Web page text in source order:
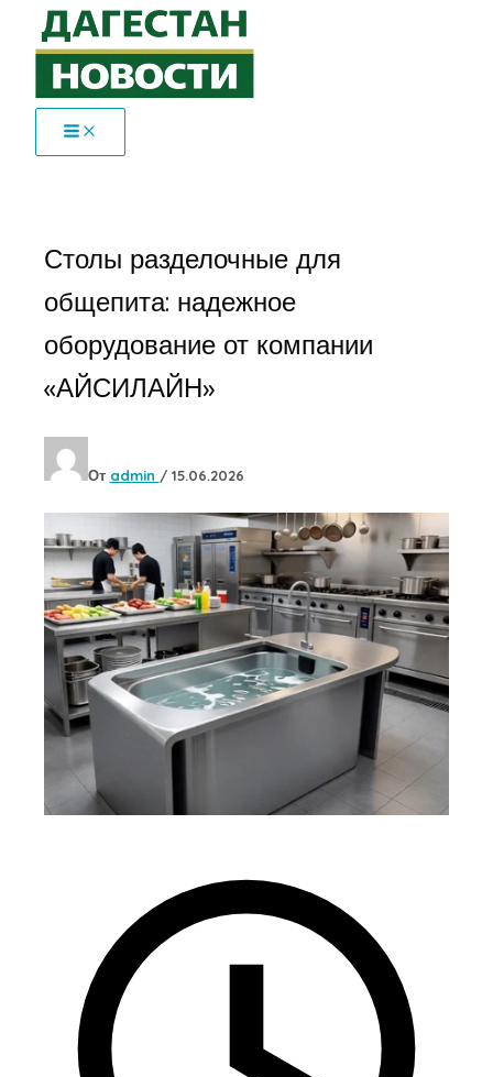
Перейти
содержимому
Столы разделочные для
общепита: надежное
оборудование от компании
«АЙСИЛАЙН»
От admin / 15.06.2026